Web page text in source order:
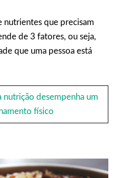
nutrientes que precisam
de 3 fatores, ou seja,
que uma pessoa está
nutrição desempenha um
físico